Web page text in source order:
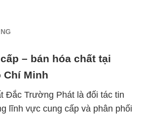
– bán hóa chất tại
Chí Minh
Đắc Trường Phát là đối tác tin
lĩnh vực cung cấp và phân phối